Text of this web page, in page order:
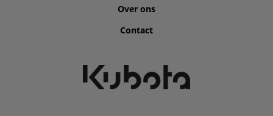
Over ons
Contact